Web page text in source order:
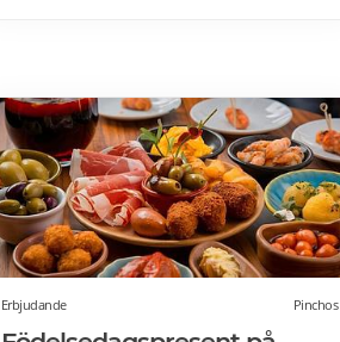
Erbjudande Pinchos